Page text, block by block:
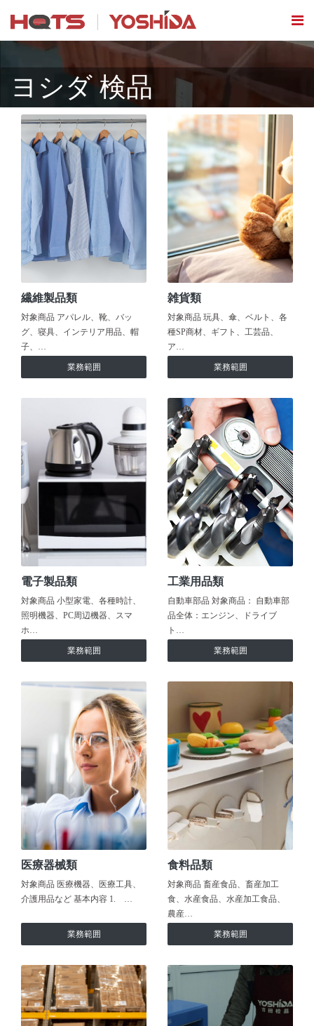
ヨシダ 検品
繊維製品類
対象商品 アパレル、靴、バッ
グ、寝具、インテリア用品、帽
子、…
業務範囲
雑貨類
対象商品 玩具、傘、ベルト、各
種SP商材、ギフト、工芸品、
ア…
業務範囲
電子製品類
対象商品 小型家電、各種時計、
照明機器、PC周辺機器、スマ
ホ…
業務範囲
工業用品類
自動車部品 対象商品： 自動車部
品全体：エンジン、ドライブ
ト…
業務範囲
医療器械類
対象商品 医療機器、医療工具、
介護用品など 基本内容 1. …
業務範囲
食料品類
対象商品 畜産食品、畜産加工
食、水産食品、水産加工食品、
農産…
業務範囲